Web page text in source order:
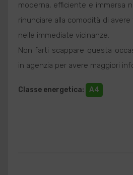
moderna, efficiente e immersa
rinunciare alla comodità di
nelle immediate vicinanze.
Non farti scappare questa
in agenzia per avere maggiori
Classe energetica: A4